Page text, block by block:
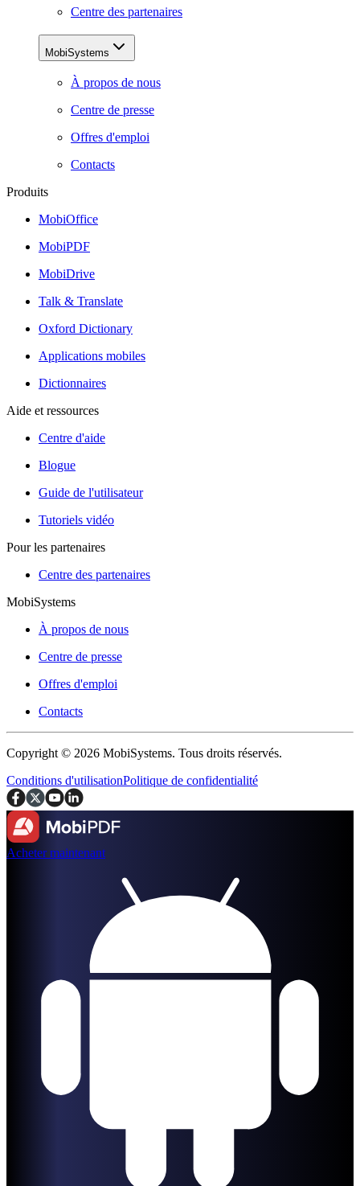
Centre des partenaires
MobiSystems
À propos de nous
Centre de presse
Offres d'emploi
Contacts
Produits
MobiOffice
MobiPDF
MobiDrive
Talk & Translate
Oxford Dictionary
Applications mobiles
Dictionnaires
Aide et ressources
Centre d'aide
Blogue
Guide de l'utilisateur
Tutoriels vidéo
Pour les partenaires
Centre des partenaires
MobiSystems
À propos de nous
Centre de presse
Offres d'emploi
Contacts
Copyright © 2026 MobiSystems. Tous droits réservés.
Conditions d'utilisationPolitique de confidentialité
Acheter maintenant